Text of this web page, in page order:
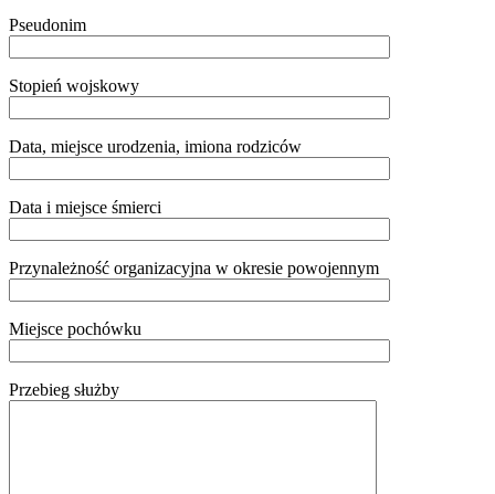
Pseudonim
Stopień wojskowy
Data, miejsce urodzenia, imiona rodziców
Data i miejsce śmierci
Przynależność organizacyjna w okresie powojennym
Miejsce pochówku
Przebieg służby